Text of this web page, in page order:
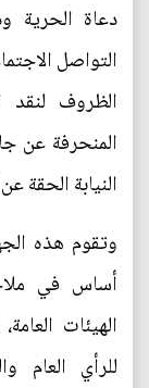
دعاة الحرية
التواصل
الظروف لنقد
المنحرفة عن
النيابة الحقة
وتقوم هذه
أساس في
الهيئات
للرأي العام